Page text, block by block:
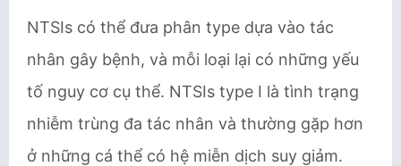
NTSIs có thể đưa phân type dựa vào tác
nhân gây bệnh, và mỗi loại lại có những yếu
tố nguy cơ cụ thể. ​NTSIs type I là tình trạng
nhiễm trùng đa tác nhân và thường gặp hơn
ở những cá thể có hệ miễn dịch suy giảm.